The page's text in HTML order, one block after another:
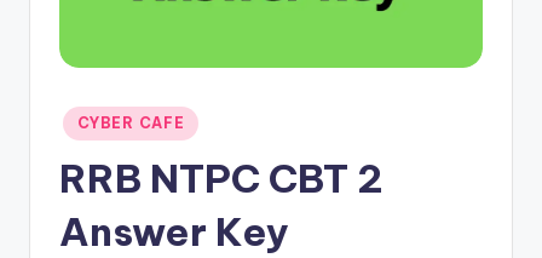
Posted
in
CYBER CAFE
RRB NTPC CBT 2
Answer Key